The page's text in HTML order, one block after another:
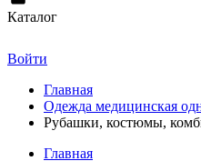
Каталог
Войти
Главная
Одежда медицинская
Рубашки, костюмы,
Главная